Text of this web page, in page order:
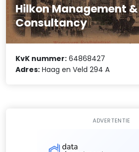
Hilkon Management &
Consultancy
KvK nummer: 64868427
Adres: Haag en Veld 294 A
ADVERTENTIE